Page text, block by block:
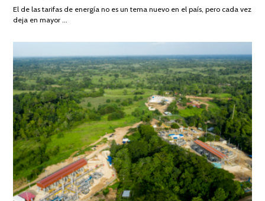
El de las tarifas de energía no es un tema nuevo en el país, pero cada vez
deja en mayor …